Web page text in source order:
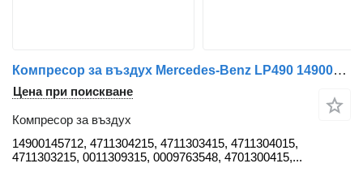
Компресор за въздух Mercedes-Benz LP490 14900145712 за влекач Mercedes-Benz
Цена при поискване
Компресор за въздух
14900145712, 4711304215, 4711303415, 4711304015,
4711303215, 0011309315, 0009763548, 4701300415,...